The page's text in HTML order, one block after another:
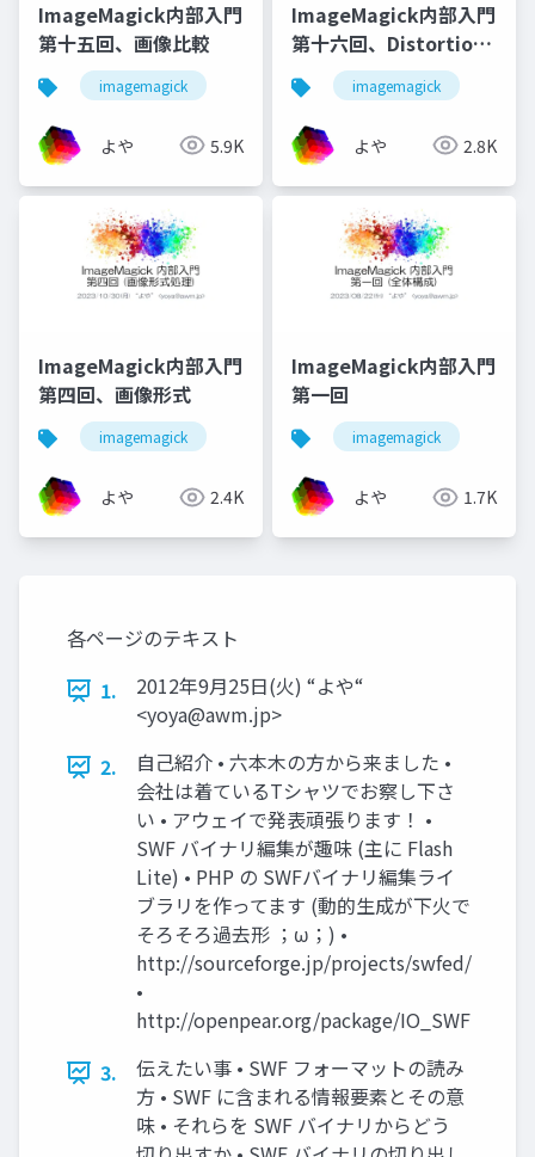
ImageMagick内部入門
第十五回、画像比較
imagemagick
よや 5.9K
ImageMagick内部入門
第十六回、Distortion-
1
imagemagick
よや 2.8K
ImageMagick内部入門
第四回、画像形式
imagemagick
よや 2.4K
ImageMagick内部入門
第一回
imagemagick
よや 1.7K
各ページのテキスト
1.
2012年9月25日(火) “よや“
<yoya@awm.jp>
2.
自己紹介 • 六本木の方から来ました •
会社は着ているTシャツでお察し下さ
い • アウェイで発表頑張ります！ •
SWF バイナリ編集が趣味 (主に Flash
Lite) • PHP の SWFバイナリ編集ライ
ブラリを作ってます (動的生成が下火で
そろそろ過去形 ；ω；) •
http://sourceforge.jp/projects/swfed/
•
http://openpear.org/package/IO_SWF
3.
伝えたい事 • SWF フォーマットの読み
方 • SWF に含まれる情報要素とその意
味 • それらを SWF バイナリからどう